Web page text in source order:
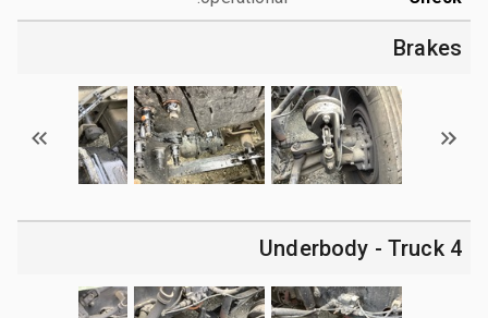
Brakes
4 Underbody - Truck